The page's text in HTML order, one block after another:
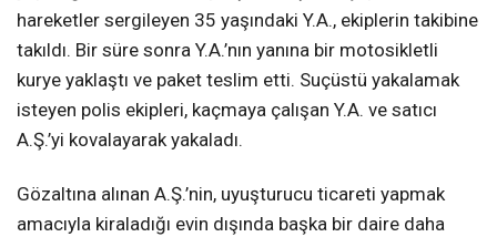
hareketler sergileyen 35 yaşındaki Y.A., ekiplerin takibine
takıldı. Bir süre sonra Y.A.’nın yanına bir motosikletli
kurye yaklaştı ve paket teslim etti. Suçüstü yakalamak
isteyen polis ekipleri, kaçmaya çalışan Y.A. ve satıcı
A.Ş.’yi kovalayarak yakaladı.
Gözaltına alınan A.Ş.’nin, uyuşturucu ticareti yapmak
amacıyla kiraladığı evin dışında başka bir daire daha